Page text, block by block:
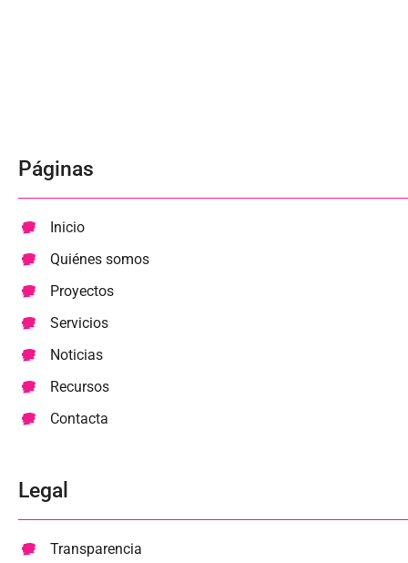
Páginas
Inicio
Quiénes somos
Proyectos
Servicios
Noticias
Recursos
Contacta
Legal
Transparencia